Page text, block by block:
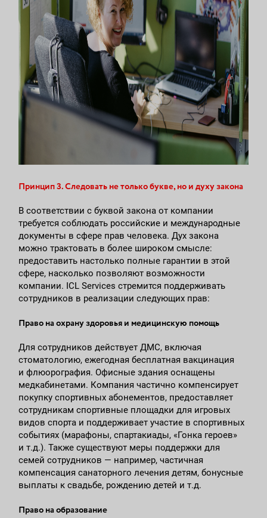
Принцип 3. Следовать не только букве, но и духу закона
В соответствии с буквой закона от компании
требуется соблюдать российские и международные
документы в сфере прав человека. Дух закона
можно трактовать в более широком смысле:
предоставить настолько полные гарантии в этой
сфере, насколько позволяют возможности
компании. ICL Services стремится поддерживать
сотрудников в реализации следующих прав:
Право на охрану здоровья и медицинскую помощь
Для сотрудников действует ДМС, включая
стоматологию, ежегодная бесплатная вакцинация
и флюорография. Офисные здания оснащены
медкабинетами. Компания частично компенсирует
покупку спортивных абонементов, предоставляет
сотрудникам спортивные площадки для игровых
видов спорта и поддерживает участие в спортивных
событиях (марафоны, спартакиады, «Гонка героев»
и т.д.). Также существуют меры поддержки для
семей сотрудников — например, частичная
компенсация санаторного лечения детям, бонусные
выплаты к свадьбе, рождению детей и т.д.
Право на образование